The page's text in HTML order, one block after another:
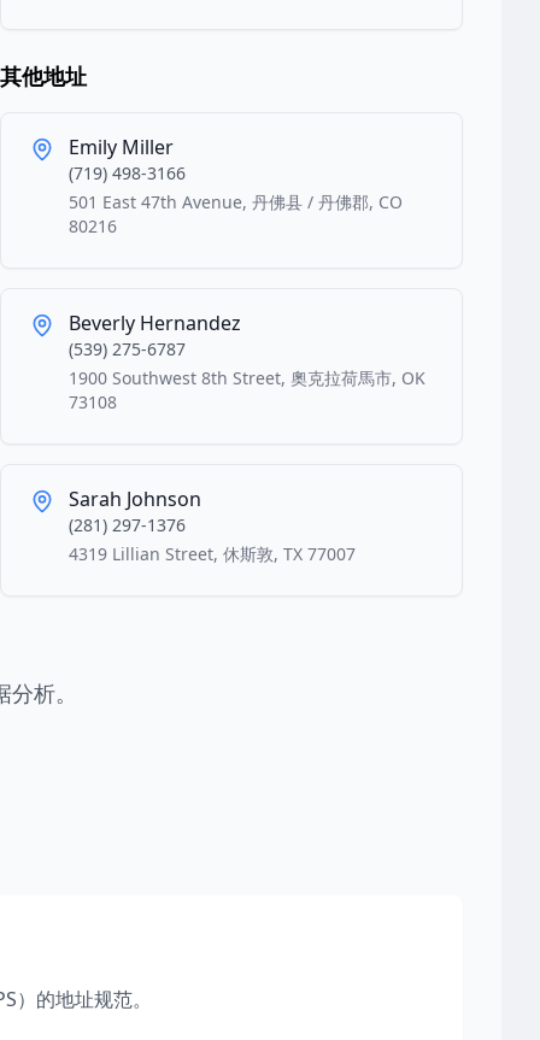
其他地址
Emily Miller
(719) 498-3166
501 East 47th Avenue, 丹佛县 / 丹佛郡, CO
80216
Beverly Hernandez
(539) 275-6787
1900 Southwest 8th Street, 奧克拉荷馬市, OK
73108
Sarah Johnson
(281) 297-1376
4319 Lillian Street, 休斯敦, TX 77007
析。
的地址规范。